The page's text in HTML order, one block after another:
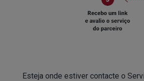
Esteja onde estiver contacte o